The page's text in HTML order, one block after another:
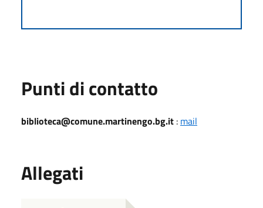
Punti di contatto
biblioteca@comune.martinengo.bg.it : mail
Allegati